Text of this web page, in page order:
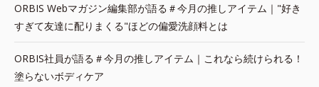
ORBIS Webマガジン編集部が語る＃今月の推しアイテム｜"好き
すぎて友達に配りまくる"ほどの偏愛洗顔料とは
ORBIS社員が語る＃今月の推しアイテム｜これなら続けられる！
塗らないボディケア